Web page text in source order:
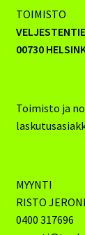
TOIMISTO
00730
Toimisto ja
MYYNTI
RISTO
0400 317696